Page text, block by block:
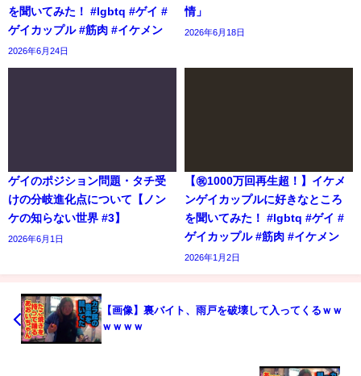
を聞いてみた！ #lgbtq #ゲイ #
ゲイカップル #筋肉 #イケメン
2026年6月24日
情」
2026年6月18日
ゲイのポジション問題・タチ受
けの分岐進化点について【ノン
ケの知らない世界 #3】
2026年6月1日
【㊗️1000万回再生超！】イケメ
ンゲイカップルに好きなところ
を聞いてみた！ #lgbtq #ゲイ #
ゲイカップル #筋肉 #イケメン
2026年1月2日
【画像】裏バイト、雨戸を破壊して入ってくるｗｗ
ｗｗｗｗ